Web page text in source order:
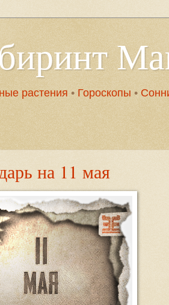
растения • Гороскопы •
на 11 мая